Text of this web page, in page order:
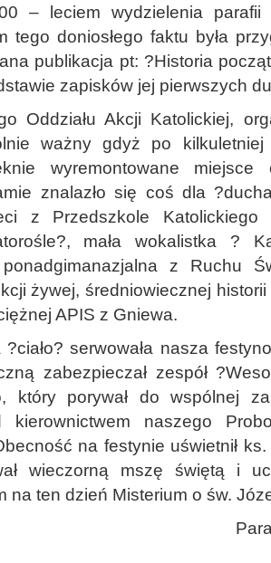
– leciem wydzielenia parafii
tego doniosłego faktu była
publikacja pt: ?Historia
zapisków jej pierwszych
Oddziału Akcji Katolickiej,
ważny gdyż po
wyremontowane
znalazło się coś dla
z Przedszkole Katolickiego
mała wokalistka ?
z Ruchu
żywej, średniowiecznej
APIS z Gniewa.
serwowała nasza
zabezpieczał zespół
który porywał do wspólnej
kierownictwem naszego
na festynie uświetnił
wieczorną mszę świętą i
na ten dzień Misterium o św.